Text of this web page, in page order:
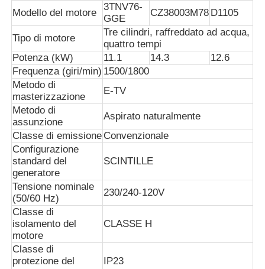
Accessori per generatori
Veicolo di illuminazione mobile
Modello del motore
3TNV76-
GGE
CZ38003M78 D1105
Tipo di motore
Tre cilindri, raffreddato ad acqua,
quattro tempi
Potenza (kW)
11.1 14.3
12.6
Frequenza (giri/min) 1500/1800
Metodo di
masterizzazione
E-TV
Metodo di
assunzione
Aspirato naturalmente
Classe di emissione Convenzionale
Configurazione
standard del
generatore
SCINTILLE
Tensione nominale
(50/60 Hz)
230/240-120V
Classe di
isolamento del
motore
CLASSE H
Classe di
protezione del
IP23